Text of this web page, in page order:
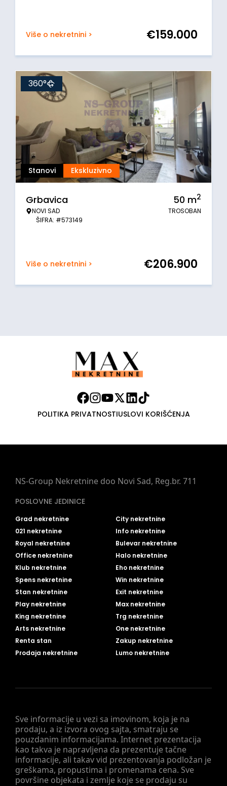
Više o nekretnini > €159.000
Stanovi Ekskluzivno
360°
Grbavica
NOVI SAD
ŠIFRA: #573149
50 m2
TROSOBAN
Više o nekretnini > €206.900
POLITIKA PRIVATNOSTIUSLOVI KORIŠĆENJA
Sve informacije u vezi sa imovinom, koja je na
prodaju, a iz izvora ovog sajta, smatraju se
pouzdanim informacijama. Internet prezentacija
kao takva je napravljena da prezentuje tačne
informacije, ali takav vid prezentovanja podložan je
greškama, propustima i promenama cena. Sve
površine objekata i zemlje koje se prodaju su
NS-Group Nekretnine doo Novi Sad, Reg.br. 711
POSLOVNE JEDINICE
Grad nekretnine
City nekretnine
021 nekretnine
Info nekretnine
Royal nekretnine
Bulevar nekretnine
Office nekretnine
Halo nekretnine
Klub nekretnine
Eho nekretnine
Spens nekretnine
Win nekretnine
Stan nekretnine
Exit nekretnine
Play nekretnine
Max nekretnine
King nekretnine
Trg nekretnine
Arts nekretnine
One nekretnine
Renta stan
Zakup nekretnine
Prodaja nekretnine
Lumo nekretnine